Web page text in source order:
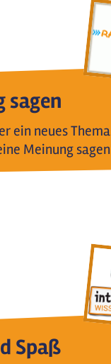
sagen
ein neues
Meinung
Spaß